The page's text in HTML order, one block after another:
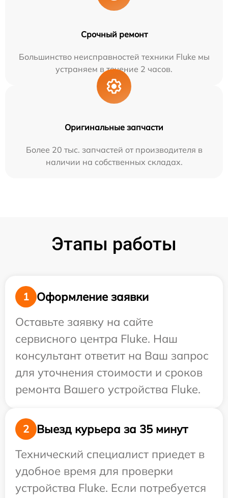
Срочный ремонт
Большинство неисправностей техники Fluke мы
устраняем в течение 2 часов.
Оригинальные запчасти
Более 20 тыс. запчастей от производителя в
наличии на собственных складах.
Этапы работы
1
Оформление заявки
Оставьте заявку на сайте
сервисного центра Fluke. Наш
консультант ответит на Ваш запрос
для уточнения стоимости и сроков
ремонта Вашего устройства Fluke.
2
Выезд курьера за 35 минут
Технический специалист приедет в
удобное время для проверки
устройства Fluke. Если потребуется